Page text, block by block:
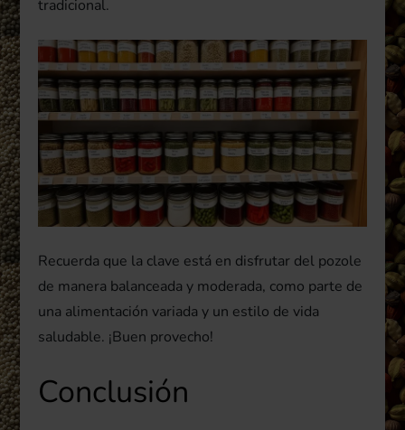
tradicional.
Recuerda que la clave está en disfrutar del pozole
de manera balanceada y moderada, como parte de
una alimentación variada y un estilo de vida
saludable. ¡Buen provecho!
Conclusión